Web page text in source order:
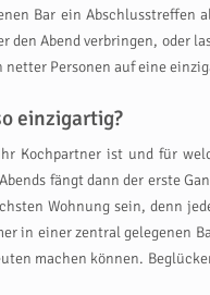
Bar ein
Abend verbringen, oder
Personen auf eine
einzigartig?
Kochpartner ist und für
fängt dann der erste
Wohnung sein, denn
einer zentral gelegenen
machen können.